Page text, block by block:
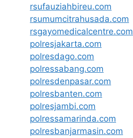
rsufauziahbireu.com
rsumumcitrahusada.com
rsgayomedicalcentre.com
polresjakarta.com
polresdago.com
polressabang.com
polresdenpasar.com
polresbanten.com
polresjambi.com
polressamarinda.com
polresbanjarmasin.com